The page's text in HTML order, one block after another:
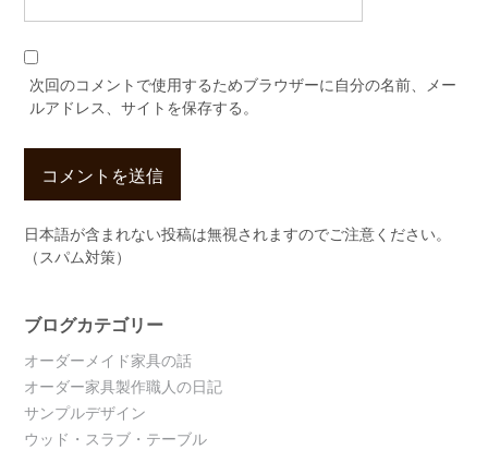
次回のコメントで使用するためブラウザーに自分の名前、メー
ルアドレス、サイトを保存する。
日本語が含まれない投稿は無視されますのでご注意ください。
（スパム対策）
ブログカテゴリー
オーダーメイド家具の話
オーダー家具製作職人の日記
サンプルデザイン
ウッド・スラブ・テーブル